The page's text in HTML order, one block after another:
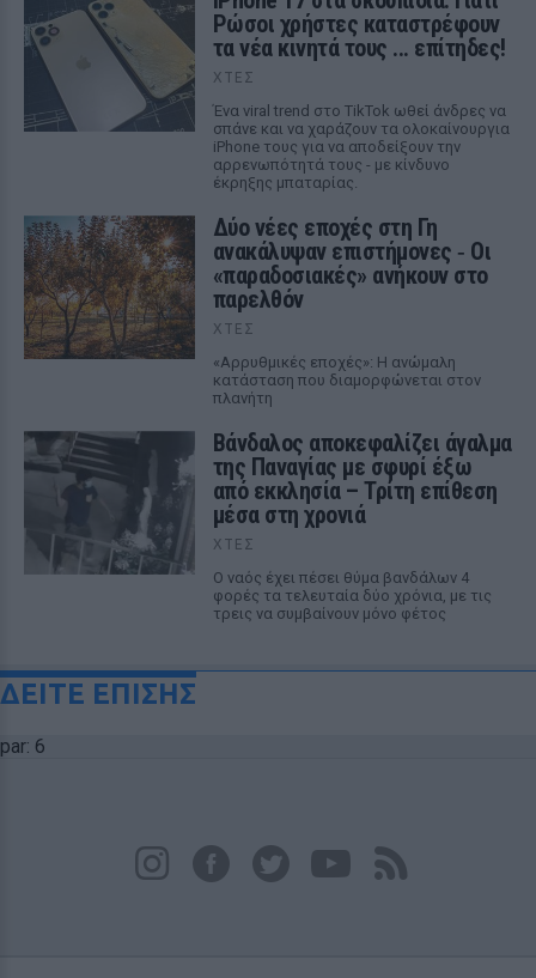
Ρώσοι χρήστες καταστρέφουν
τα νέα κινητά τους ... επίτηδες!
ΧΤΕΣ
Ένα viral trend στο TikTok ωθεί άνδρες να
σπάνε και να χαράζουν τα ολοκαίνουργια
iPhone τους για να αποδείξουν την
αρρενωπότητά τους - με κίνδυνο
έκρηξης μπαταρίας.
Δύο νέες εποχές στη Γη
ανακάλυψαν επιστήμονες ‑ Oι
«παραδοσιακές» ανήκουν στο
παρελθόν
ΧΤΕΣ
«Αρρυθμικές εποχές»: Η ανώμαλη
κατάσταση που διαμορφώνεται στον
πλανήτη
Βάνδαλος αποκεφαλίζει άγαλμα
της Παναγίας με σφυρί έξω
από εκκλησία – Τρίτη επίθεση
μέσα στη χρονιά
ΧΤΕΣ
Ο ναός έχει πέσει θύμα βανδάλων 4
φορές τα τελευταία δύο χρόνια, με τις
τρεις να συμβαίνουν μόνο φέτος
ΔΕΙΤΕ ΕΠΙΣΗΣ
par: 6